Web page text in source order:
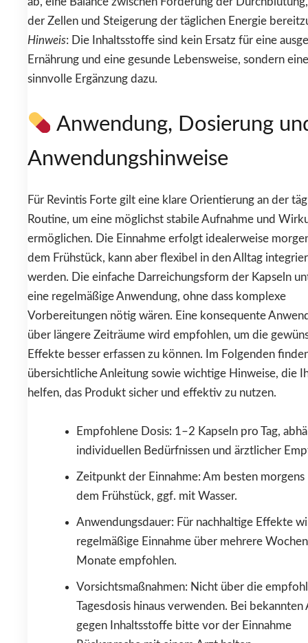
der Zellen und Steigerung der täglichen Energie
Hinweis: Die Inhaltsstoffe sind kein Ersatz für eine
Ernährung und eine gesunde Lebensweise, sondern eine
sinnvolle Ergänzung dazu.
Anwendung, Dosierung
Anwendungshinweise
Für Revintis Forte gilt eine klare Orientierung an der
Routine, um eine möglichst stabile Aufnahme und
ermöglichen. Die Einnahme erfolgt idealerweise
dem Frühstück, kann aber flexibel in den Alltag
werden. Die einfache Darreichungsform der Kapseln
eine regelmäßige Anwendung, ohne dass komplexe
Vorbereitungen nötig wären. Eine konsequente
über längere Zeiträume wird empfohlen, um die
Effekte besser erfassen zu können. Im Folgenden
übersichtliche Anleitung sowie wichtige Hinweise, die
helfen, das Produkt sicher und effektiv zu nutzen.
Empfohlene Dosis: 1–2 Kapseln pro Tag,
individuellen Bedürfnissen und ärztlicher
Zeitpunkt der Einnahme: Am besten morgens
dem Frühstück, ggf. mit Wasser.
Anwendungsdauer: Für nachhaltige Effekte
regelmäßige Einnahme über mehrere
Monate empfohlen.
Vorsichtsmaßnahmen: Nicht über die
Tagesdosis hinaus verwenden. Bei bekannten
gegen Inhaltsstoffe bitte vor der Einnahme